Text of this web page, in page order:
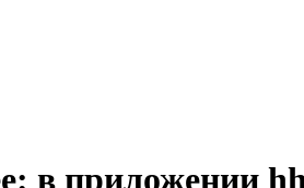
в приложении